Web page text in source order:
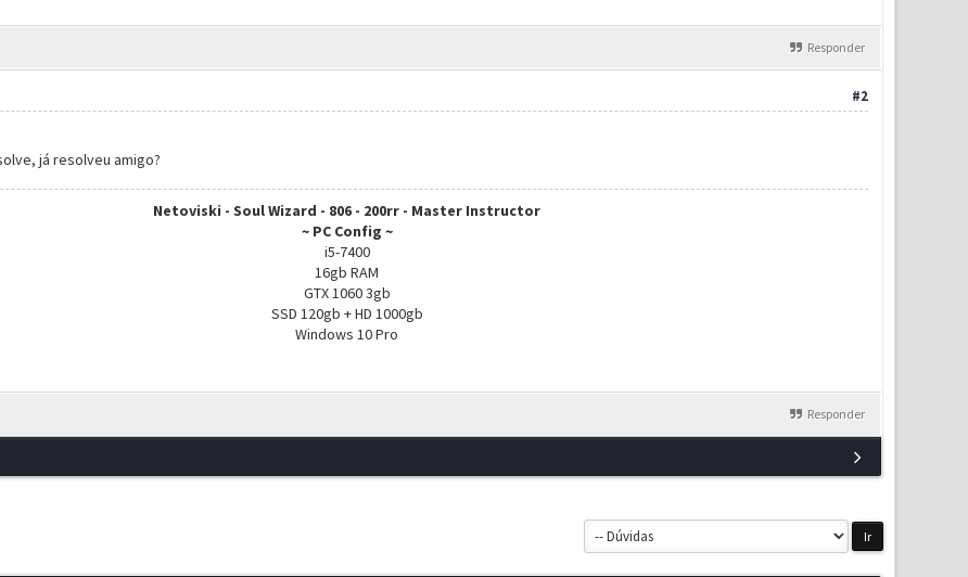
Responder
#2
já resolveu amigo?
Netoviski - Soul Wizard - 806 - 200rr - Master Instructor
~ PC Config ~
i5-7400
16gb RAM
GTX 1060 3gb
SSD 120gb + HD 1000gb
Windows 10 Pro
Responder